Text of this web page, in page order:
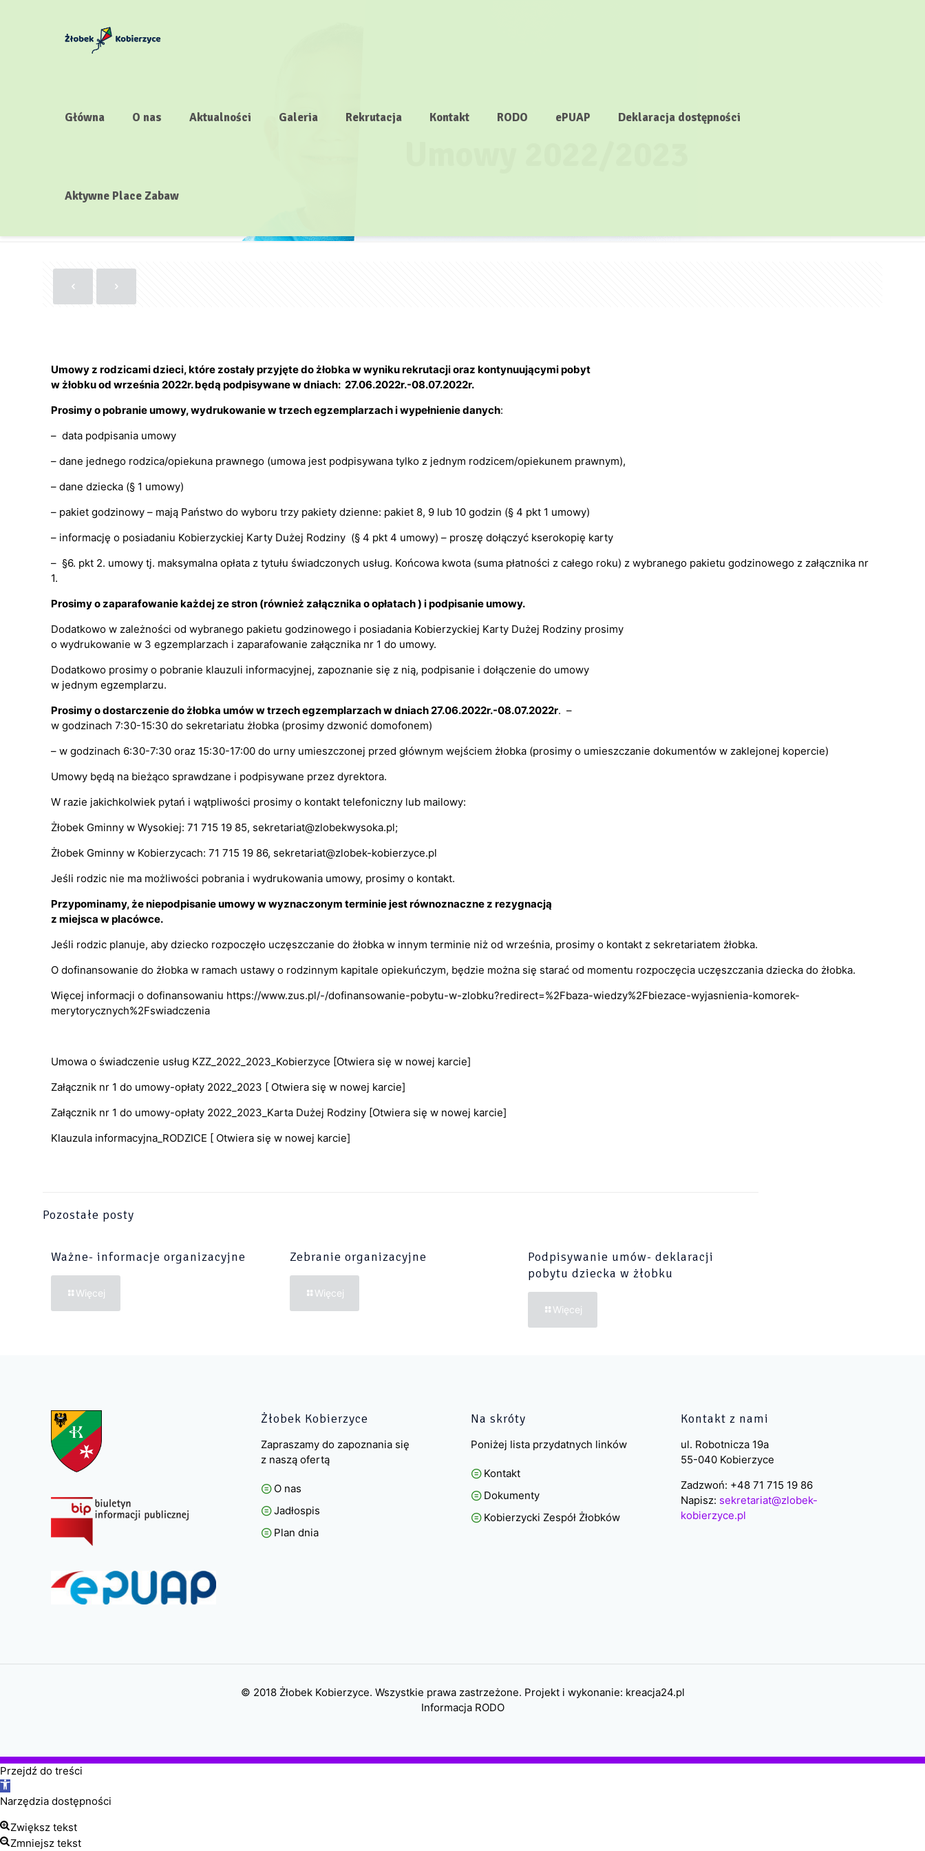
Główna O nas Aktualności Galeria Rekrutacja Kontakt RODO ePUAP Deklaracja dostępności
Aktywne Place Zabaw
Umowy z rodzicami dzieci, które zostały przyjęte do żłobka w wyniku rekrutacji oraz kontynuującymi pobyt
w żłobku od września 2022r. będą podpisywane w dniach:27.06.2022r.-08.07.2022r.
Prosimy o pobranie umowy, wydrukowanie w trzech egzemplarzach i wypełnienie danych:
– data podpisania umowy
– dane jednego rodzica/opiekuna prawnego (umowa jest podpisywana tylko z jednym rodzicem/opiekunem prawnym),
– dane dziecka (§ 1 umowy)
– pakiet godzinowy – mają Państwo do wyboru trzy pakiety dzienne: pakiet 8, 9 lub 10 godzin (§ 4 pkt 1 umowy)
– informację o posiadaniu Kobierzyckiej Karty Dużej Rodziny (§ 4 pkt 4 umowy) – proszę dołączyć kserokopię karty
– §6. pkt 2. umowy tj. maksymalna opłata z tytułu świadczonych usług. Końcowa kwota (suma płatności z całego roku) z wybranego pakietu godzinowego z załącznika nr
1.
Prosimy o zaparafowanie każdej ze stron (również załącznika o opłatach ) i podpisanie umowy.
Dodatkowo w zależności od wybranego pakietu godzinowego i posiadania Kobierzyckiej Karty Dużej Rodziny prosimy
o wydrukowanie w 3 egzemplarzach i zaparafowanie załącznika nr 1 do umowy.
Dodatkowo prosimy o pobranie klauzuli informacyjnej, zapoznanie się z nią, podpisanie i dołączenie do umowy
w jednym egzemplarzu.
Prosimy o dostarczenie do żłobka umów w trzech egzemplarzach w dniach 27.06.2022r.-08.07.2022r. –
w godzinach 7:30-15:30 do sekretariatu żłobka (prosimy dzwonić domofonem)
– w godzinach 6:30-7:30 oraz 15:30-17:00 do urny umieszczonej przed głównym wejściem żłobka (prosimy o umieszczanie dokumentów w zaklejonej kopercie)
Umowy będą na bieżąco sprawdzane i podpisywane przez dyrektora.
W razie jakichkolwiek pytań i wątpliwości prosimy o kontakt telefoniczny lub mailowy:
Żłobek Gminny w Wysokiej: 71 715 19 85, sekretariat@zlobekwysoka.pl;
Żłobek Gminny w Kobierzycach: 71 715 19 86, sekretariat@zlobek-kobierzyce.pl
Jeśli rodzic nie ma możliwości pobrania i wydrukowania umowy, prosimy o kontakt.
Przypominamy, że niepodpisanie umowy w wyznaczonym terminie jest równoznaczne z rezygnacją
z miejsca w placówce.
Jeśli rodzic planuje, aby dziecko rozpoczęło uczęszczanie do żłobka w innym terminie niż od września, prosimy o kontakt z sekretariatem żłobka.
O dofinansowanie do żłobka w ramach ustawy o rodzinnym kapitale opiekuńczym, będzie można się starać od momentu rozpoczęcia uczęszczania dziecka do żłobka.
Więcej informacji o dofinansowaniu https://www.zus.pl/-/dofinansowanie-pobytu-w-zlobku?redirect=%2Fbaza-wiedzy%2Fbiezace-wyjasnienia-komorek-
merytorycznych%2Fswiadczenia
Umowa o świadczenie usług KZZ_2022_2023_Kobierzyce [Otwiera się w nowej karcie]
Załącznik nr 1 do umowy-opłaty 2022_2023 [ Otwiera się w nowej karcie]
Załącznik nr 1 do umowy-opłaty 2022_2023_Karta Dużej Rodziny [Otwiera się w nowej karcie]
Klauzula informacyjna_RODZICE [ Otwiera się w nowej karcie]
Pozostałe posty
Ważne- informacje organizacyjne
Więcej
Zebranie organizacyjne
Więcej
Podpisywanie umów- deklaracji
pobytu dziecka w żłobku
Więcej
Żłobek Kobierzyce
Zapraszamy do zapoznania się
z naszą ofertą
O nas
Jadłospis
Plan dnia
Na skróty
Poniżej lista przydatnych linków
Kontakt
Dokumenty
Kobierzycki Zespół Żłobków
Kontakt z nami
ul. Robotnicza 19a
55-040 Kobierzyce
Zadzwoń: +48 71 715 19 86
Napisz: sekretariat@zlobek-
kobierzyce.pl
© 2018 Żłobek Kobierzyce. Wszystkie prawa zastrzeżone. Projekt i wykonanie: kreacja24.pl
Informacja RODO
Przejdź do treści
Otwórz
pasek
Narzędzia dostępności
Zwiększ tekst
Zmniejsz tekst